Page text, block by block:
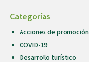
Categorías
Acciones de promoción
COVID-19
Desarrollo turístico